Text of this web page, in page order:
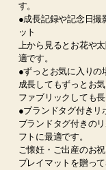
す。
●成長記録や記念日撮
ット
上から見るとお花や
適です。
●ずっとお気に入り
成長してもずっとお
ファブリックしても
●ブランドタグ付き
ブランドタグ付きの
フトに最適です。
ご懐妊・ご出産のお
プレイマットを贈っ